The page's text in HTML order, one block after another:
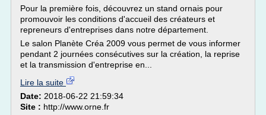
Pour la première fois, découvrez un stand ornais pour
promouvoir les conditions d'accueil des créateurs et
repreneurs d'entreprises dans notre département.
Le salon Planète Créa 2009 vous permet de vous informer
pendant 2 journées consécutives sur la création, la reprise
et la transmission d'entreprise en...
Lire la suite
Date: 2018-06-22 21:59:34
Site : http://www.orne.fr